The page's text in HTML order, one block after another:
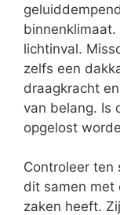
lichtinval.
zelfs een
draagkracht
van belang. Is
opgelost
Controleer ten
dit samen met
zaken heeft.